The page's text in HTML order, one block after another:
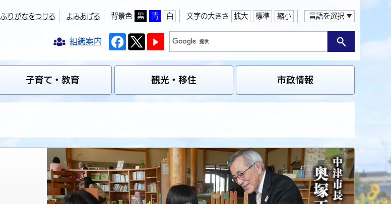
ふりがなをつける よみあげる 背景色 黒 青 白 文字の大きさ 拡大 標準 縮小 言語を選択
組織案内
子育て・教育 観光・移住 市政情報